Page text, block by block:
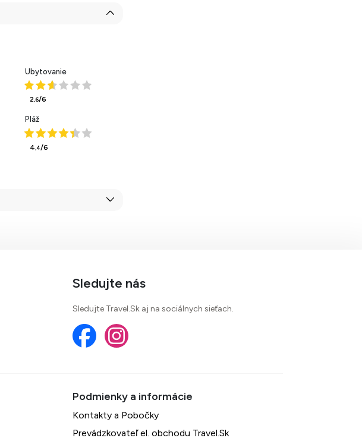
Ubytovanie
2,6/6
Pláž
4,4/6
Sledujte nás
Sledujte Travel.Sk aj na sociálnych sieťach.
Kontakty a Pobočky
Prevádzkovateľ el. obchodu Travel.Sk